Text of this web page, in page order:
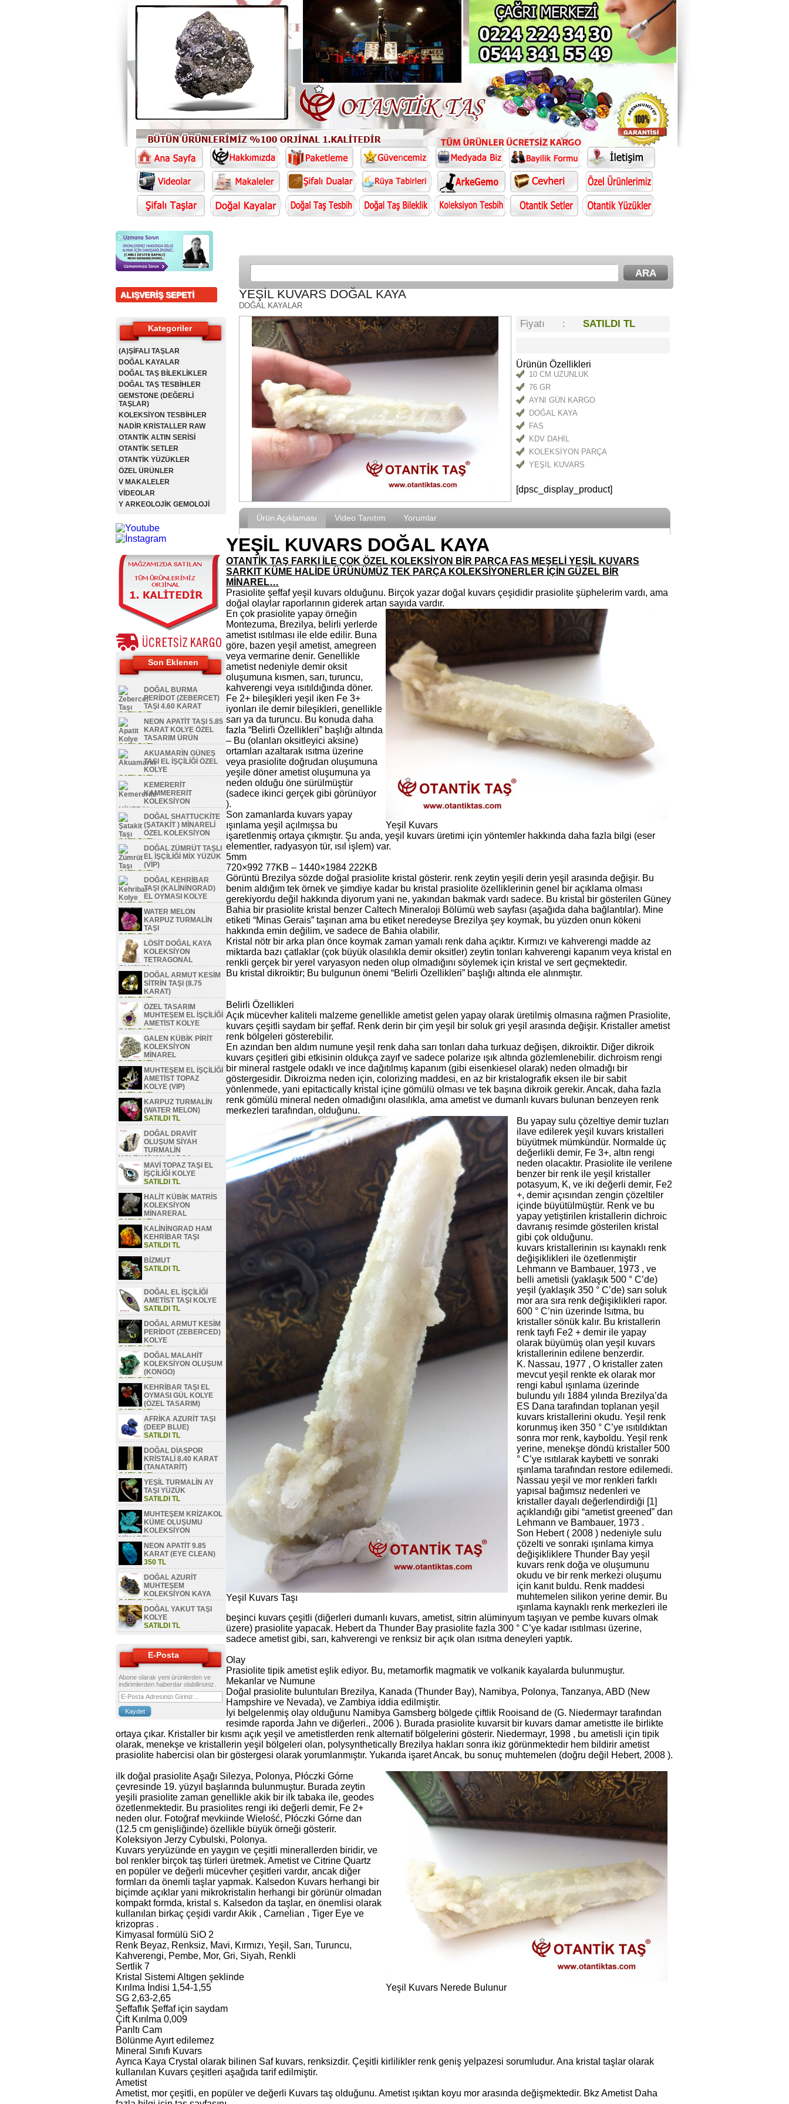
ALIŞVERİŞ SEPETİ
Kategoriler
(A)ŞİFALI TAŞLAR
DOĞAL KAYALAR
DOĞAL TAŞ BİLEKLİKLER
DOĞAL TAŞ TESBİHLER
GEMSTONE (DEĞERLİ
TAŞLAR)
KOLEKSİYON TESBİHLER
NADİR KRİSTALLER RAW
OTANTİK ALTIN SERİSİ
OTANTİK SETLER
OTANTİK YÜZÜKLER
ÖZEL ÜRÜNLER
V MAKALELER
VİDEOLAR
Y ARKEOLOJİK GEMOLOJİ
Son Eklenen
DOĞAL BURMA
PERİDOT (ZEBERCET)
TAŞI 4.60 KARAT
SATILDI TL
NEON APATİT TAŞI 5.85
KARAT KOLYE ÖZEL
TASARIM ÜRÜN
SATILDI TL
AKUAMARİN GÜNEŞ
TAŞI EL İŞÇİLİĞİ ÖZEL
KOLYE
SATILDI TL
KEMERERİT
KAMMERERİT
KOLEKSİYON
MİNERAL
SATILDI TLDOĞAL SHATTUCKİTE
(ŞATAKİT ) MİNARELİ
ÖZEL KOLEKSİYON
SATILDI TL
DOĞAL ZÜMRÜT TAŞLI
EL İŞÇİLİĞİ MİX YÜZÜK
(VİP)
SATILDI TL
DOĞAL KEHRİBAR
TAŞI (KALİNİNGRAD)
EL OYMASI KOLYE
SATILDI TL
WATER MELON
KARPUZ TURMALİN
TAŞI
SATILDI TL
LÖSİT DOĞAL KAYA
KOLEKSİYON
TETRAGONAL
OLUŞUM
SATILDI TLDOĞAL ARMUT KESİM
SİTRİN TAŞI (8.75
KARAT)
SATILDI TL
ÖZEL TASARIM
MUHTEŞEM EL İŞÇİLİĞİ
AMETİST KOLYE
SATILDI TL
GALEN KÜBİK PİRİT
KOLEKSİYON
MİNAREL
SATILDI TL
MUHTEŞEM EL İŞÇİLİĞİ
AMETİST TOPAZ
KOLYE (VIP)
SATILDI TL
KARPUZ TURMALİN
(WATER MELON)
SATILDI TL
DOĞAL DRAVİT
OLUŞUM SİYAH
TURMALİN
KOLEKSİYON PARÇA
SATILDI TLMAVİ TOPAZ TAŞI EL
İŞÇİLİĞİ KOLYE
SATILDI TL
HALİT KÜBİK MATRİS
KOLEKSİYON
MİNARERAL
SATILDI TL
KALİNİNGRAD HAM
KEHRİBAR TAŞI
SATILDI TL
BİZMUT
SATILDI TL
DOĞAL EL İŞÇİLİĞİ
AMETİST TAŞI KOLYE
SATILDI TL
DOĞAL ARMUT KESİM
PERİDOT (ZEBERCED)
KOLYE
SATILDI TL
DOĞAL MALAHİT
KOLEKSİYON OLUŞUM
(KONGO)
SATILDI TL
KEHRİBAR TAŞI EL
OYMASI GÜL KOLYE
(ÖZEL TASARIM)
SATILDI TL
AFRİKA AZURİT TAŞI
(DEEP BLUE)
SATILDI TL
DOĞAL DİASPOR
KRİSTALİ 8.40 KARAT
(TANATARİT)
SATILDI TL
YEŞİL TURMALİN AY
TAŞI YÜZÜK
SATILDI TL
MUHTEŞEM KRİZAKOL
KÜME OLUŞUMU
KOLEKSİYON
MİNAREL
SATILDI TLNEON APATİT 9.85
KARAT (EYE CLEAN)
350 TL
DOĞAL AZURİT
MUHTEŞEM
KOLEKSİYON KAYA
SATILDI TL
DOĞAL YAKUT TAŞI
KOLYE
SATILDI TL
E-Posta
Abone olarak yeni ürünlerden ve
indirimlerden haberdar olabilirsiniz.
YEŞİL KUVARS DOĞAL KAYA
DOĞAL KAYALAR
Fiyatı : SATILDI TL
Ürünün Özellikleri
10 CM UZUNLUK
76 GR
AYNI GÜN KARGO
DOĞAL KAYA
FAS
KDV DAHİL
KOLEKSİYON PARÇA
YEŞİL KUVARS
[dpsc_display_product]
Ürün Açıklaması Video Tanıtım Yorumlar
YEŞİL KUVARS DOĞAL KAYA
OTANTİK TAŞ FARKI İLE ÇOK ÖZEL KOLEKSİYON BİR PARÇA FAS MEŞELİ YEŞİL KUVARS
SARKIT KÜME HALİDE ÜRÜNÜMÜZ TEK PARÇA KOLEKSİYONERLER İÇİN GÜZEL BİR
MİNAREL…
Prasiolite şeffaf yeşil kuvars olduğunu. Birçok yazar doğal kuvars çeşididir prasiolite şüphelerim vardı, ama
doğal olaylar raporlarının giderek artan sayıda vardır.
Yeşil Kuvars
En çok prasiolite yapay örneğin
Montezuma, Brezilya, belirli yerlerde
ametist ısıtılması ile elde edilir. Buna
göre, bazen yeşil ametist, amegreen
veya vermarine denir. Genellikle
ametist nedeniyle demir oksit
oluşumuna kısmen, sarı, turuncu,
kahverengi veya ısıtıldığında döner.
Fe 2+ bileşikleri yeşil iken Fe 3+
iyonları ile demir bileşikleri, genellikle
sarı ya da turuncu. Bu konuda daha
fazla “Belirli Özellikleri” başlığı altında
– Bu (olanları oksitleyici aksine)
ortamları azaltarak ısıtma üzerine
veya prasiolite doğrudan oluşumuna
yeşile döner ametist oluşumuna ya
neden olduğu öne sürülmüştür
(sadece ikinci gerçek gibi görünüyor
).
Son zamanlarda kuvars yapay
ışınlama yeşil açılmışsa bu
işaretlenmiş ortaya çıkmıştır. Şu anda, yeşil kuvars üretimi için yöntemler hakkında daha fazla bilgi (eser
elementler, radyasyon tür, ısıl işlem) var.
5mm
720×992 77KB – 1440×1984 222KB
Görüntü Brezilya sözde doğal prasiolite kristal gösterir. renk zeytin yeşili derin yeşil arasında değişir. Bu
benim aldığım tek örnek ve şimdiye kadar bu kristal prasiolite özelliklerinin genel bir açıklama olması
gerekiyordu değil hakkında diyorum yani ne, yakından bakmak vardı sadece. Bu kristal bir gösterilen Güney
Bahia bir prasiolite kristal benzer Caltech Mineraloji Bölümü web sayfası (aşağıda daha bağlantılar). Mine
etiketi “Minas Gerais” taşınan ama bu etiket neredeyse Brezilya şey koymak, bu yüzden onun kökeni
hakkında emin değilim, ve sadece de Bahia olabilir.
Kristal nötr bir arka plan önce koymak zaman yamalı renk daha açıktır. Kırmızı ve kahverengi madde az
miktarda bazı çatlaklar (çok büyük olasılıkla demir oksitler) zeytin tonları kahverengi kapanım veya kristal en
renkli gerçek bir yerel varyasyon neden olup olmadığını söylemek için kristal ve sert geçmektedir.
Bu kristal dikroiktir; Bu bulgunun önemi “Belirli Özellikleri” başlığı altında ele alınmıştır.
Belirli Özellikleri
Açık mücevher kaliteli malzeme genellikle ametist gelen yapay olarak üretilmiş olmasına rağmen Prasiolite,
kuvars çeşitli saydam bir şeffaf. Renk derin bir çim yeşil bir soluk gri yeşil arasında değişir. Kristaller ametist
renk bölgeleri gösterebilir.
En azından ben aldım numune yeşil renk daha sarı tonları daha turkuaz değişen, dikroiktir. Diğer dikroik
kuvars çeşitleri gibi etkisinin oldukça zayıf ve sadece polarize ışık altında gözlemlenebilir. dichroism rengi
bir mineral rastgele odaklı ve ince dağıtılmış kapanım (gibi eisenkiesel olarak) neden olmadığı bir
göstergesidir. Dikroizma neden için, colorizing maddesi, en az bir kristalografik eksen ile bir sabit
yönlenmede, yani epitactically kristal içine gömülü olması ve tek başına dikroik gerekir. Ancak, daha fazla
renk gömülü mineral neden olmadığını olasılıkla, ama ametist ve dumanlı kuvars bulunan benzeyen renk
merkezleri tarafından, olduğunu.
Yeşil Kuvars Taşı
Bu yapay sulu çözeltiye demir tuzları
ilave edilerek yeşil kuvars kristalleri
büyütmek mümkündür. Normalde üç
değerlikli demir, Fe 3+, altın rengi
neden olacaktır. Prasiolite ile verilene
benzer bir renk ile yeşil kristaller
potasyum, K, ve iki değerli demir, Fe2
+, demir açısından zengin çözeltiler
içinde büyütülmüştür. Renk ve bu
yapay yetiştirilen kristallerin dichroic
davranış resimde gösterilen kristal
gibi çok olduğunu.
kuvars kristallerinin ısı kaynaklı renk
değişiklikleri ile özetlenmiştir
Lehmann ve Bambauer, 1973 , ve
belli ametisli (yaklaşık 500 ° C’de)
yeşil (yaklaşık 350 ° C’de) sarı soluk
mor ara sıra renk değişiklikleri rapor.
600 ° C’nin üzerinde Isıtma, bu
kristaller sönük kalır. Bu kristallerin
renk tayfı Fe2 + demir ile yapay
olarak büyümüş olan yeşil kuvars
kristallerinin edilene benzerdir.
K. Nassau, 1977 , O kristaller zaten
mevcut yeşil renkte ek olarak mor
rengi kabul ışınlama üzerinde
bulundu yılı 1884 yılında Brezilya’da
ES Dana tarafından toplanan yeşil
kuvars kristallerini okudu. Yeşil renk
korunmuş iken 350 ° C’ye ısıtıldıktan
sonra mor renk, kayboldu. Yeşil renk
yerine, menekşe döndü kristaller 500
° C’ye ısıtılarak kaybetti ve sonraki
ışınlama tarafından restore edilemedi.
Nassau yeşil ve mor renkleri farklı
yapısal bağımsız nedenleri ve
kristaller dayalı değerlendirdiği [1]
açıklandığı gibi “ametist greened” dan
Lehmann ve Bambauer, 1973 .
Son Hebert ( 2008 ) nedeniyle sulu
çözelti ve sonraki ışınlama kimya
değişikliklere Thunder Bay yeşil
kuvars renk doğa ve oluşumunu
okudu ve bir renk merkezi oluşumu
için kanıt buldu. Renk maddesi
muhtemelen silikon yerine demir. Bu
ışınlama kaynaklı renk merkezleri ile
beşinci kuvars çeşitli (diğerleri dumanlı kuvars, ametist, sitrin alüminyum taşıyan ve pembe kuvars olmak
üzere) prasiolite yapacak. Hebert da Thunder Bay prasiolite fazla 300 ° C’ye kadar ısıtılması üzerine,
sadece ametist gibi, sarı, kahverengi ve renksiz bir açık olan ısıtma deneyleri yaptık.
Olay
Prasiolite tipik ametist eşlik ediyor. Bu, metamorfik magmatik ve volkanik kayalarda bulunmuştur.
Mekanlar ve Numune
Doğal prasiolite buluntuları Brezilya, Kanada (Thunder Bay), Namibya, Polonya, Tanzanya, ABD (New
Hampshire ve Nevada), ve Zambiya iddia edilmiştir.
İyi belgelenmiş olay olduğunu Namibya Gamsberg bölgede çiftlik Rooisand de (G. Niedermayr tarafından
resimde raporda Jahn ve diğerleri., 2006 ). Burada prasiolite kuvarsit bir kuvars damar ametistte ile birlikte
ortaya çıkar. Kristaller bir kısmı açık yeşil ve ametistlerden renk alternatif bölgelerini gösterir. Niedermayr, 1998 , bu ametisli için tipik
olarak, menekşe ve kristallerin yeşil bölgeleri olan, polysynthetically Brezilya hakları sonra ikiz görünmektedir hem bildirir ametist
prasiolite habercisi olan bir göstergesi olarak yorumlanmıştır. Yukarıda işaret Ancak, bu sonuç muhtemelen (doğru değil Hebert, 2008 ).
Yeşil Kuvars Nerede Bulunur
ilk doğal prasiolite Aşağı Silezya, Polonya, Płóczki Górne
çevresinde 19. yüzyıl başlarında bulunmuştur. Burada zeytin
yeşili prasiolite zaman genellikle akik bir ilk tabaka ile, geodes
özetlenmektedir. Bu prasiolites rengi iki değerli demir, Fe 2+
neden olur. Fotoğraf mevkiinde Wielość, Płóczki Górne dan
(12.5 cm genişliğinde) özellikle büyük örneği gösterir.
Koleksiyon Jerzy Cybulski, Polonya.
Kuvars yeryüzünde en yaygın ve çeşitli minerallerden biridir, ve
bol renkler birçok taş türleri üretmek. Ametist ve Citrine Quartz
en popüler ve değerli mücevher çeşitleri vardır, ancak diğer
formları da önemli taşlar yapmak. Kalsedon Kuvars herhangi bir
biçimde açıklar yani mikrokristalin herhangi bir görünür olmadan
kompakt formda, kristal s. Kalsedon da taşlar, en önemlisi olarak
kullanılan birkaç çeşidi vardır Akik , Carnelian , Tiger Eye ve
krizopras .
Kimyasal formülü SiO 2
Renk Beyaz, Renksiz, Mavi, Kırmızı, Yeşil, Sarı, Turuncu,
Kahverengi, Pembe, Mor, Gri, Siyah, Renkli
Sertlik 7
Kristal Sistemi Altıgen şeklinde
Kırılma İndisi 1,54-1,55
SG 2,63-2,65
Şeffaflık Şeffaf için saydam
Çift Kırılma 0,009
Parıltı Cam
Bölünme Ayırt edilemez
Mineral Sınıfı Kuvars
Ayrıca Kaya Crystal olarak bilinen Saf kuvars, renksizdir. Çeşitli kirlilikler renk geniş yelpazesi sorumludur. Ana kristal taşlar olarak
kullanılan Kuvars çeşitleri aşağıda tarif edilmiştir.
Ametist
Ametist, mor çeşitli, en popüler ve değerli Kuvars taş olduğunu. Ametist ışıktan koyu mor arasında değişmektedir. Bkz Ametist Daha